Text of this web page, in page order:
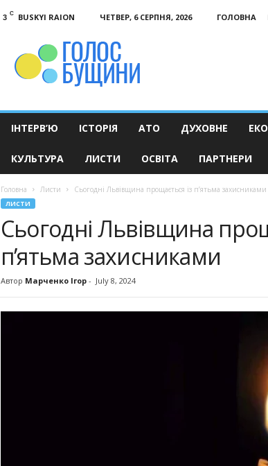
3 C BUSKYI RAION ЧЕТВЕР, 6 СЕРПНЯ, 2026 ГОЛОВНА
ІНТЕРВ’Ю ІСТОРІЯ АТО ДУХОВНЕ
КУЛЬТУРА ЛИСТИ ОСВІТА ПАРТНЕРИ
Головна Листи Сьогодні Львівщина прощається із п’ятьма захисниками
ЛИСТИ
Сьогодні Львівщина
п’ятьма захисниками
Автор Марченко Ігор- July 8, 2024